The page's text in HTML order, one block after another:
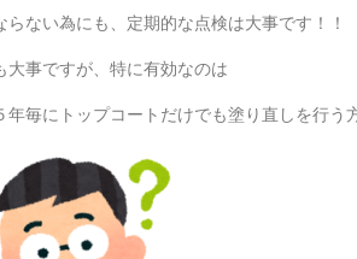
らない為にも、定期的な点検は大事です！！
大事ですが、特に有効なのは
年毎にトップコートだけでも塗り直しを行う